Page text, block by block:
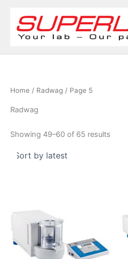
content
Home / Radwag / Page 5
Radwag
Showing 49–60 of 65 results